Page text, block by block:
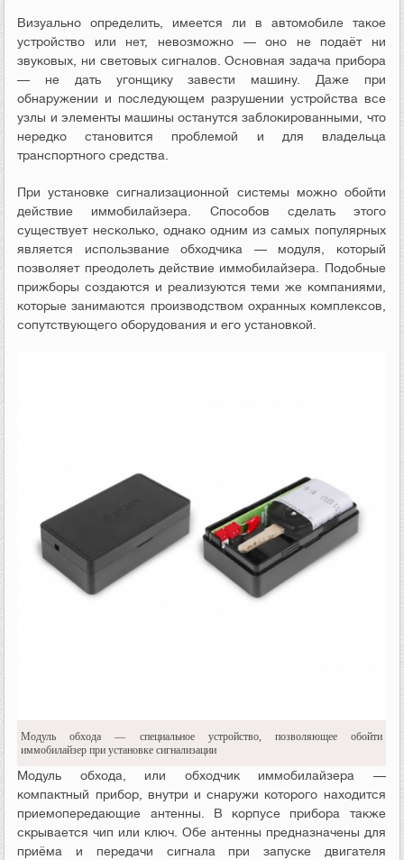
Визуально определить, имеется ли в автомобиле такое
устройство или нет, невозможно — оно не подаёт ни
звуковых, ни световых сигналов. Основная задача прибора
— не дать угонщику завести машину. Даже при
обнаружении и последующем разрушении устройства все
узлы и элементы машины останутся заблокированными, что
нередко становится проблемой и для владельца
транспортного средства.
При установке сигнализационной системы можно обойти
действие иммобилайзера. Способов сделать этого
существует несколько, однако одним из самых популярных
является использвание обходчика — модуля, который
позволяет преодолеть действие иммобилайзера. Подобные
прижборы создаются и реализуются теми же компаниями,
которые занимаются производством охранных комплексов,
сопутствующего оборудования и его установкой.
Модуль обхода — специальное устройство, позволяющее обойти
иммобилайзер при установке сигнализации
Модуль обхода, или обходчик иммобилайзера —
компактный прибор, внутри и снаружи которого находится
приемопередающие антенны. В корпусе прибора также
скрывается чип или ключ. Обе антенны предназначены для
приёма и передачи сигнала при запуске двигателя